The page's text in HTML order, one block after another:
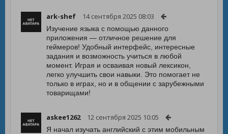
ark-shef 14 сентября 2025 08:03
Изучение языка с помощью данного
приложения — отличное решение для
геймеров! Удобный интерфейс, интересные
задания и возможность учиться в любой
момент. Играя и осваивая новый лексикон,
легко улучшить свои навыки. Это помогает не
только в играх, но и в общении с зарубежными
товарищами!
askee1262 12 сентября 2025 10:05
Я начал изучать английский с этим мобильным